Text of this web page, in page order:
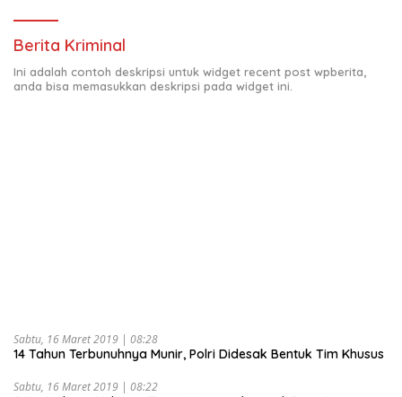
Berita Kriminal
Ini adalah contoh deskripsi untuk widget recent post wpberita,
anda bisa memasukkan deskripsi pada widget ini.
Sabtu, 16 Maret 2019 | 08:28
14 Tahun Terbunuhnya Munir, Polri Didesak Bentuk Tim Khusus
Sabtu, 16 Maret 2019 | 08:22